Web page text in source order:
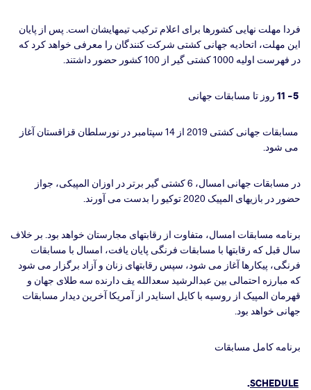
فردا مهلت نهایی کشورها برای اعلام ترکیب تیمهایشان است. پس از پایان
این مهلت، اتحادیه جهانی کشتی شرکت کنندگان را معرفی خواهد کرد که
در فهرست اولیه 1000 کشتی گیر از 100 کشور حضور داشتند.
مسابقات جهانی کشتی 2019 از 14 سپتامبر در نورسلطان قزاقستان آغاز
می شود.
در مسابقات جهانی امسال، 6 کشتی گیر برتر در اوزان المپیکی، جواز
حضور در بازیهای المپیک 2020 توکیو را بدست می آورند.
برنامه مسابقات امسال، متفاوت از رقابتهای مجارستان خواهد بود. بر خلاف
سال قبل که رقابتها با مسابقات فرنگی پایان یافت، امسال با مسابقات
فرنگی، پیکارها آغاز می شود، سپس رقابتهای زنان و آزاد برگزار می شود
که مبارزه احتمالی بین عبدالرشید سعدالله یف دارنده سه طلای جهان و
قهرمان المپیک از روسیه با کایل اسنایدر از آمریکا آخرین دیدار مسابقات
جهانی خواهد بود.
برنامه کامل مسابقات
SCHEDULE
.